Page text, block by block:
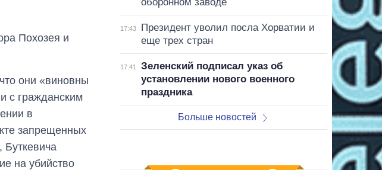
Похозея и
они «виновны
с гражданским
в
запрещенных
Буткевича
на убийство
17:43
Президент уволил посла Хорватии и
еще трех стран
17:41
Зеленский подписал указ об
установлении нового военного
праздника
Больше новостей